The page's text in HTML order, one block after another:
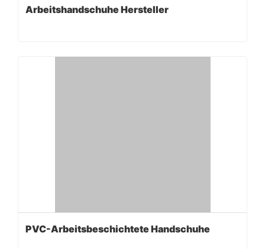
Arbeitshandschuhe Hersteller
PVC-Arbeitsbeschichtete Handschuhe